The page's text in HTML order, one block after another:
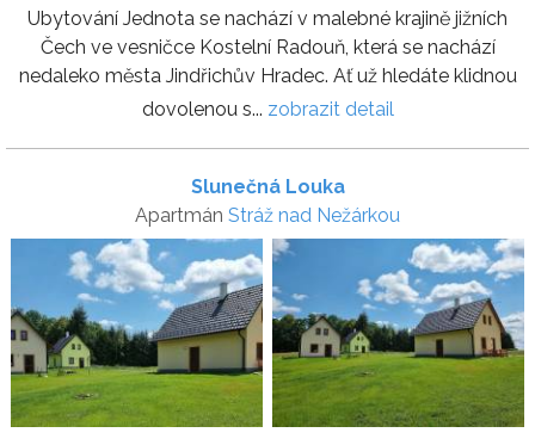
Ubytování Jednota se nachází v malebné krajině jižních
Čech ve vesničce Kostelní Radouň, která se nachází
nedaleko města Jindřichův Hradec. Ať už hledáte klidnou
dovolenou s... zobrazit detail
Slunečná Louka
Apartmán Stráž nad Nežárkou